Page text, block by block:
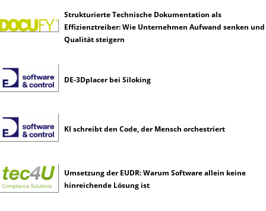
Strukturierte Technische Dokumentation als
Effizienztreiber: Wie Unternehmen Aufwand senken und
Qualität steigern
DE-3Dplacer bei Siloking
KI schreibt den Code, der Mensch orchestriert
Umsetzung der EUDR: Warum Software allein keine
hinreichende Lösung ist